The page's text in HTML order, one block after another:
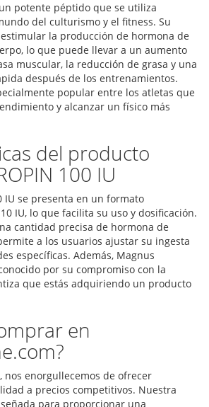
un potente péptido que se utiliza
del culturismo y el fitness. Su
la producción de hormona de
lo que puede llevar a un aumento
muscular, la reducción de grasa y una
después de los entrenamientos.
popular entre los atletas que
y alcanzar un físico más
del producto
100 IU
IU se presenta en un formato
IU, lo que facilita su uso y dosificación.
cantidad precisa de hormona de
a los usuarios ajustar su ingesta
específicas. Además, Magnus
por su compromiso con la
que estás adquiriendo un producto
en
nos enorgullecemos de ofrecer
a precios competitivos. Nuestra
para proporcionar una